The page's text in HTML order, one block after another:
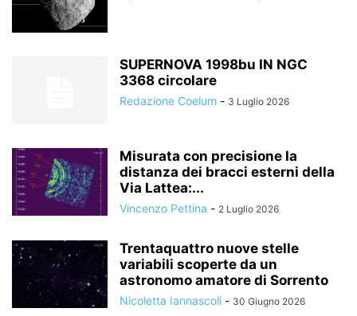
SUPERNOVA 1998bu IN NGC
3368 circolare
Redazione Coelum - 3 Luglio 2026
Misurata con precisione la
distanza dei bracci esterni della
Via Lattea:...
Vincenzo Pettina - 2 Luglio 2026
Trentaquattro nuove stelle
variabili scoperte da un
astronomo amatore di Sorrento
Nicoletta Iannascoli - 30 Giugno 2026